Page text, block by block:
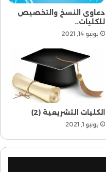
دعاوى النسخ والتخصيص
للكليات..
يونيو 14, 2021
الكليات التشريعية (2)
يونيو 1, 2021